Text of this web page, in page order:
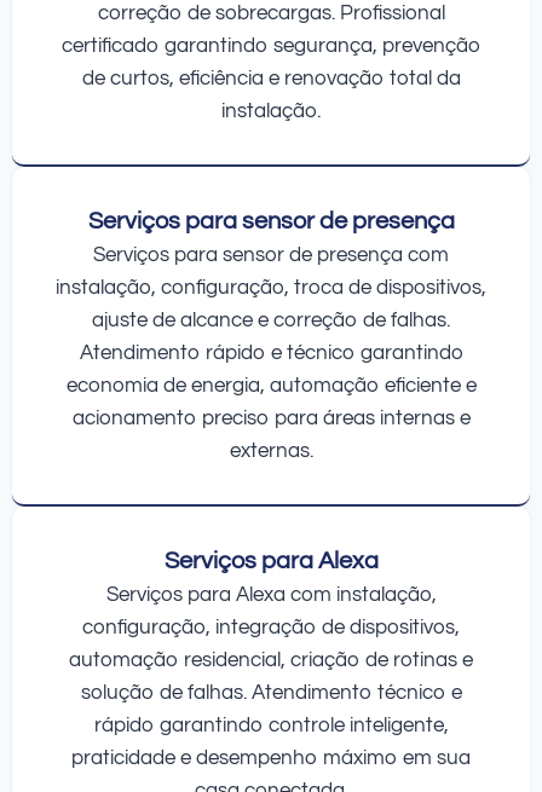
correção de sobrecargas. Profissional
certificado garantindo segurança, prevenção
de curtos, eficiência e renovação total da
instalação.
Serviços para sensor de presença
Serviços para sensor de presença com
instalação, configuração, troca de dispositivos,
ajuste de alcance e correção de falhas.
Atendimento rápido e técnico garantindo
economia de energia, automação eficiente e
acionamento preciso para áreas internas e
externas.
Serviços para Alexa
Serviços para Alexa com instalação,
configuração, integração de dispositivos,
automação residencial, criação de rotinas e
solução de falhas. Atendimento técnico e
rápido garantindo controle inteligente,
praticidade e desempenho máximo em sua